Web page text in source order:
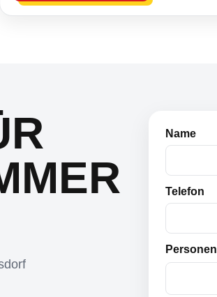
Name
Telefon
Personen